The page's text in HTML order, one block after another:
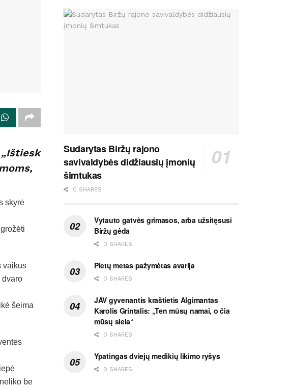
skyrė
vaikus
dvaro
šeima
be
Sudarytas Biržų rajono
savivaldybės didžiausių įmonių
šimtukas
0 SHARES
Vytauto gatvės grimasos, arba užsitęsusi
Biržų gėda
0 SHARES
Pietų metas pažymėtas avarija
0 SHARES
JAV gyvenantis kraštietis Algimantas
Karolis Grintalis: „Ten mūsų namai, o čia
mūsų siela“
0 SHARES
Ypatingas dviejų medikių likimo ryšys
0 SHARES